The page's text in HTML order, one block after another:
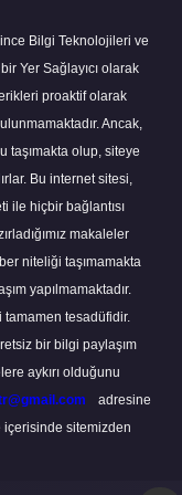
Bilgi Teknolojileri ve
Yer Sağlayıcı olarak
proaktif olarak
Ancak,
taşımakta olup, siteye
Bu internet sitesi,
ile hiçbir bağlantısı
makaleler
niteliği taşımamakta
yapılmamaktadır.
tesadüfidir.
bir bilgi paylaşım
aykırı olduğunu
adresine
sitemizden